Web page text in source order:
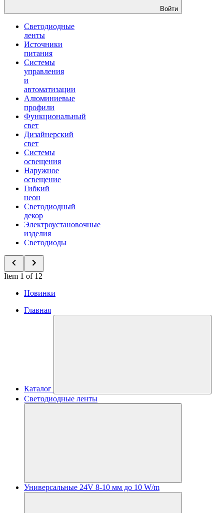
Войти
Светодиодные
ленты
Источники
питания
Системы
управления
и
автоматизации
Алюминиевые
профили
Функциональный
свет
Дизайнерский
свет
Системы
освещения
Наружное
освещение
Гибкий
неон
Светодиодный
декор
Электроустановочные
изделия
Светодиоды
Item 1 of 12
Новинки
Главная
Каталог
Светодиодные ленты
Универсальные 24V 8-10 мм до 10 W/m